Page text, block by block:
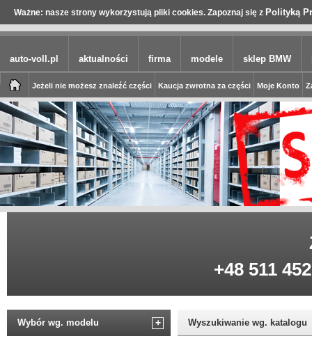
Ważne: nasze strony wykorzystują pliki cookies. Zapoznaj się z Polityką
auto-voll.pl aktualności firma modele sklep BMW
Jeżeli nie możesz znaleźć części Kaucja zwrotna za części Moje Konto
+48 511
Wybór wg. modelu + Wyszukiwanie wg. katalogu